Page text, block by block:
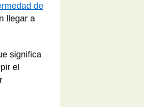
de
llegar a
significa
el